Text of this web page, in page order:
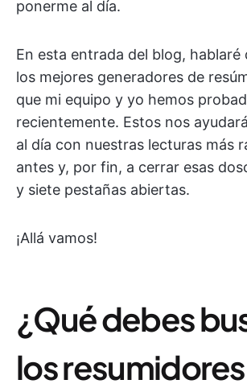
ponerme al día.
En esta entrada del blog, hablaré
los mejores generadores de
que mi equipo y yo hemos
recientemente. Estos nos
al día con nuestras lecturas más
antes y, por fin, a cerrar esas
y siete pestañas abiertas.
¡Allá vamos!
¿Qué debes
los